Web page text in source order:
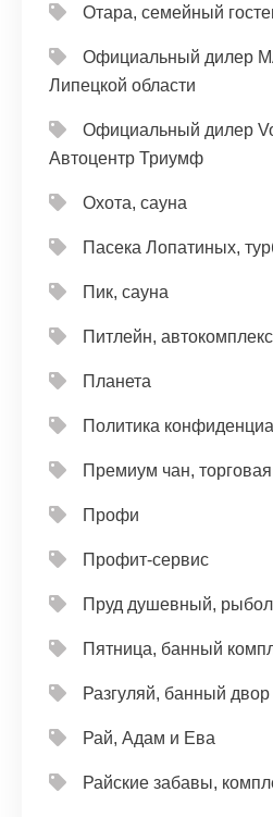
Отара, семейный
Официальный дилер
Липецкой области
Официальный дилер
Автоцентр Триумф
Охота, сауна
Пасека Лопатиных,
Пик, сауна
Питлейн, автокомплекс
Планета
Политика
Премиум чан,
Профи
Профит-сервис
Пруд душевный,
Пятница, банный
Разгуляй, банный двор
Рай, Адам и Ева
Райские забавы,